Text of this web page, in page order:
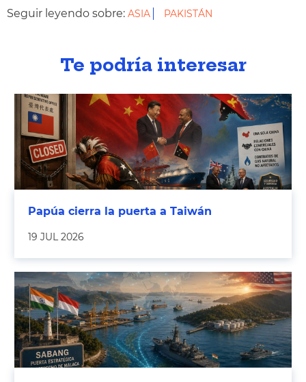
Seguir leyendo sobre: ASIA PAKISTÁN
Te podría interesar
Papúa cierra la puerta a Taiwán
19 JUL 2026